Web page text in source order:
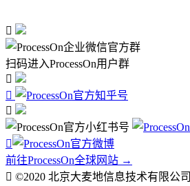

扫码进入ProcessOn用户群




前往ProcessOn全球网站 →
 ©2020 北京大麦地信息技术有限公司